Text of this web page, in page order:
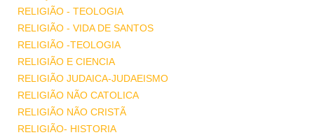
RELIGIÃO - TEOLOGIA
RELIGIÃO - VIDA DE SANTOS
RELIGIÃO -TEOLOGIA
RELIGIÃO E CIENCIA
RELIGIÃO JUDAICA-JUDAEISMO
RELIGIÃO NÃO CATOLICA
RELIGIÃO NÃO CRISTÃ
RELIGIÃO- HISTORIA